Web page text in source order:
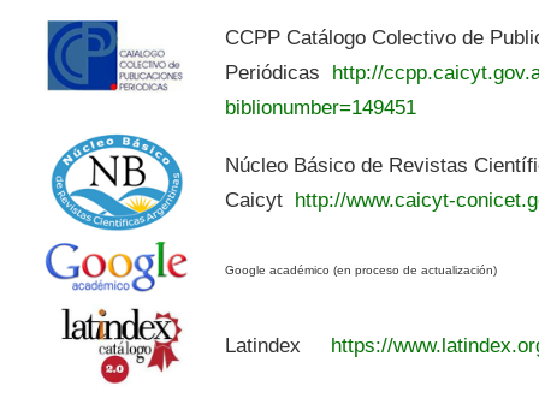
CCPP Catálogo Colectivo de
Periódicas http://
biblionumber=149451
Núcleo Básico de Revistas
Caicyt http://www.caicyt-
Google académico (en proceso de actualización)
Latindex https://